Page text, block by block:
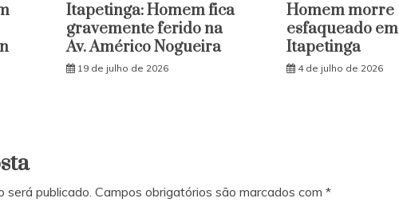
Itapetinga: Homem fica
gravemente ferido na
Av. Américo Nogueira
19 de julho de 2026
Homem morre
esfaqueado em
Itapetinga
4 de julho de 2026
será publicado. Campos obrigatórios são marcados com *